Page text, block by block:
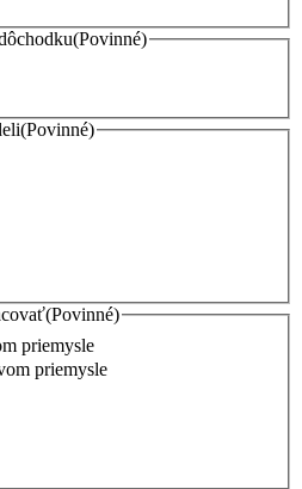
(Povinné)
(Povinné)
(Povinné)
priemysle
priemysle